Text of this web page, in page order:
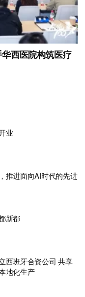
西医院构筑医疗
业
推进面向AI时代的先进
新都
西班牙合资公司 共享
地化生产